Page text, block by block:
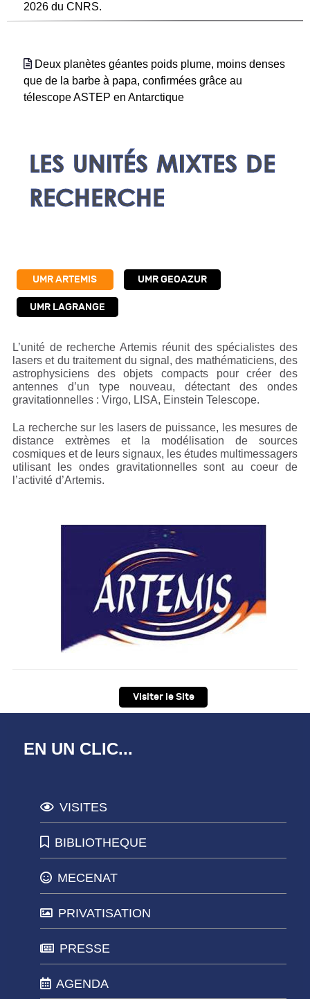
2026 du CNRS.
Deux planètes géantes poids plume, moins denses
que de la barbe à papa, confirmées grâce au
télescope ASTEP en Antarctique
LES UNITÉS MIXTES DE
RECHERCHE
UMR ARTEMIS UMR GEOAZUR
UMR LAGRANGE
L’unité de recherche Artemis réunit des spécialistes des
lasers et du traitement du signal, des mathématiciens, des
astrophysiciens des objets compacts pour créer des
antennes d’un type nouveau, détectant des ondes
gravitationnelles : Virgo, LISA, Einstein Telescope.
La recherche sur les lasers de puissance, les mesures de
distance extrèmes et la modélisation de sources
cosmiques et de leurs signaux, les études multimessagers
utilisant les ondes gravitationnelles sont au coeur de
l’activité d’Artemis.
Visiter le Site
EN UN CLIC...
VISITES
BIBLIOTHEQUE
MECENAT
PRIVATISATION
PRESSE
AGENDA